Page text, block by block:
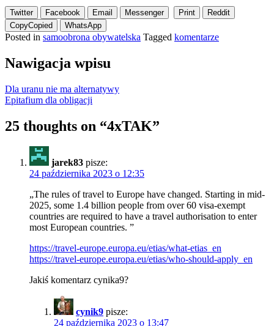
Twitter Facebook Email Messenger Print
Reddit
CopyCopied WhatsApp
Posted in samoobrona obywatelska Tagged komentarze
Nawigacja wpisu
Dla uranu nie ma alternatywy
Epitafium dla obligacji
25 thoughts on “4xTAK”
jarek83 pisze:
24 października 2023 o 12:35
„The rules of travel to Europe have changed. Starting in mid-
2025, some 1.4 billion people from over 60 visa-exempt
countries are required to have a travel authorisation to enter
most European countries. ”
https://travel-europe.europa.eu/etias/what-etias_en
https://travel-europe.europa.eu/etias/who-should-apply_en
Jakiś komentarz cynika9?
cynik9 pisze:
24 października 2023 o 13:47